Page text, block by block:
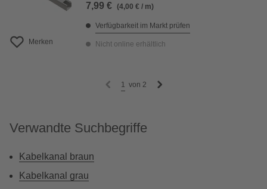
Merken
7,99 € (4,00 € / m)
Verfügbarkeit im Markt prüfen
Nicht online erhältlich
1 von 2
Verwandte Suchbegriffe
Kabelkanal braun
Kabelkanal grau